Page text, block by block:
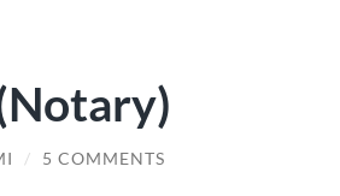
/ 5 COMMENTS